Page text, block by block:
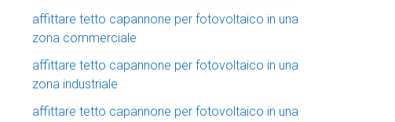
affittare tetto capannone per fotovoltaico in una
zona commerciale
affittare tetto capannone per fotovoltaico in una
zona industriale
affittare tetto capannone per fotovoltaico in una